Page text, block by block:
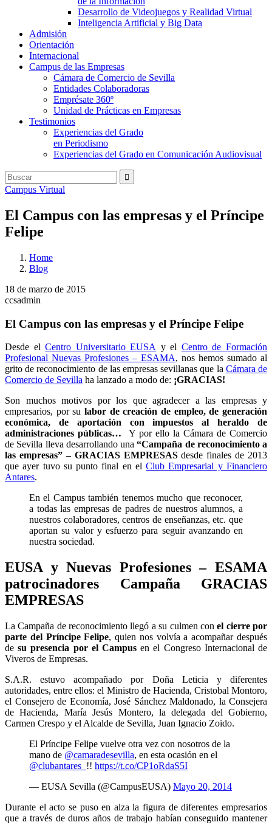
Desarrollo de Videojuegos y Realidad Virtual
Inteligencia Artificial y Big Data
Admisión
Orientación
Internacional
Campus de las Empresas
Cámara de Comercio de Sevilla
Entidades Colaboradoras
Emprésate 360º
Unidad de Prácticas en Empresas
Testimonios
Experiencias del Grado
en Periodismo
Experiencias del Grado en Comunicación Audiovisual
Campus Virtual
El Campus con las empresas y el Príncipe
Felipe
Home
Blog
18 de marzo de 2015
ccsadmin
El Campus con las empresas y el Príncipe Felipe
Desde elCentro Universitario EUSA y el Centro de Formación
Profesional Nuevas Profesiones – ESAMA, nos hemos sumado al
grito de reconocimiento de las empresas sevillanas que la Cámara de
Comercio de Sevilla ha lanzado a modo de: ¡GRACIAS!
Son muchos motivos por los que agradecer a las empresas y
empresarios, por su labor de creación de empleo, de generación
económica, de aportación con impuestos al heraldo de
administraciones públicas… Y por ello la Cámara de Comercio
de Sevilla lleva desarrollando una “Campaña de reconocimiento a
las empresas” – GRACIAS EMPRESASdesde finales de 2013
que ayer tuvo su punto final en elClub Empresarial y Financiero
Antares.
En el Campus también tenemos mucho que reconocer,
a todas las empresas de padres de nuestros alumnos, a
nuestros colaboradores, centros de enseñanzas, etc. que
aportan su valor y esfuerzo para seguir avanzando en
nuestra sociedad.
EUSA y Nuevas Profesiones – ESAMA
patrocinadores Campaña GRACIAS
EMPRESAS
La Campaña de reconocimiento llegó a su culmen conel cierre por
parte del Príncipe Felipe, quien nos volvía a acompañar después
desu presencia por el Campus en el Congreso Internacional de
Viveros de Empresas.
S.A.R. estuvo acompañado por Doña Leticia y diferentes
autoridades, entre ellos: el Ministro de Hacienda, Cristobal Montoro,
el Consejero de Economía, José Sánchez Maldonado, la Consejera
de Hacienda, María Jesús Montero, la delegada del Gobierno,
Carmen Crespo y el Alcalde de Sevilla, Juan Ignacio Zoido.
El Príncipe Felipe vuelve otra vez con nosotros de la
mano de @camaradesevilla, en esta ocasión en el
@clubantares_ !! https://t.co/CP1oRdaS5I
— EUSA Sevilla (@CampusEUSA) Mayo 20, 2014
Durante el acto se puso en alza la figura de diferentes empresarios
que a través de duros años de trabajo habían conseguido mantener